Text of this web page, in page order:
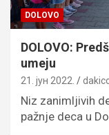
DOLOVO
DOLOVO:
umeju
21. јун 2022.
Niz zanimljivih
pažnje deca u